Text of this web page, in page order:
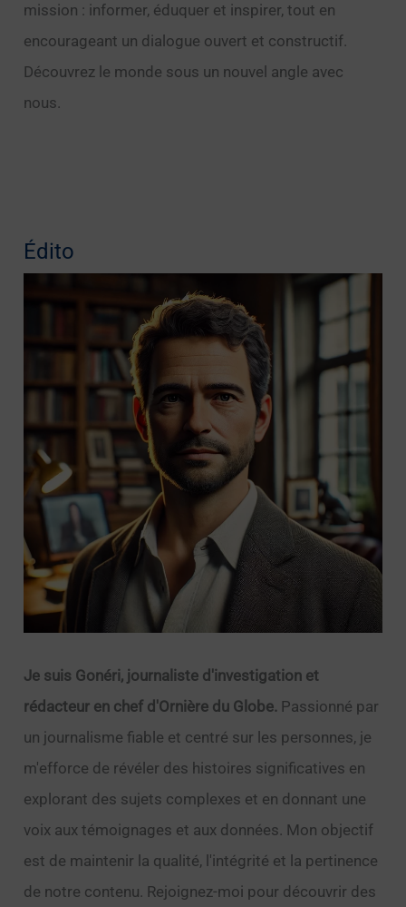
mission : informer, éduquer et inspirer, tout en
encourageant un dialogue ouvert et constructif.
Découvrez le monde sous un nouvel angle avec
nous.
Édito
Je suis Gonéri, journaliste d'investigation et
rédacteur en chef d'Ornière du Globe. Passionné par
un journalisme fiable et centré sur les personnes, je
m'efforce de révéler des histoires significatives en
explorant des sujets complexes et en donnant une
voix aux témoignages et aux données. Mon objectif
est de maintenir la qualité, l'intégrité et la pertinence
de notre contenu. Rejoignez-moi pour découvrir des